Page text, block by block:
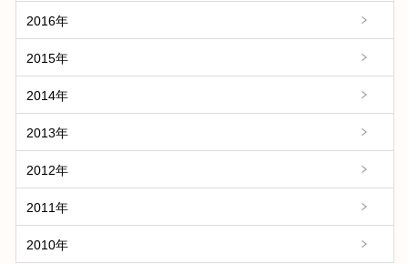
2016年
2015年
2014年
2013年
2012年
2011年
2010年